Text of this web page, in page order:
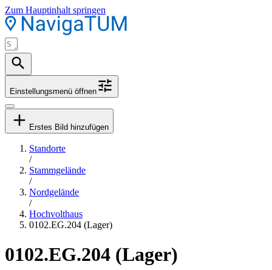
Zum Hauptinhalt springen
Einstellungsmenü öffnen
Erstes Bild hinzufügen
Standorte
/
Stammgelände
/
Nordgelände
/
Hochvolthaus
0102.EG.204 (Lager)
0102.EG.204 (Lager)